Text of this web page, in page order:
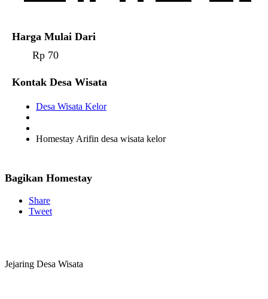
Harga Mulai Dari
Rp 70
Kontak Desa Wisata
Desa Wisata Kelor
Homestay Arifin desa wisata kelor
Bagikan Homestay
Share
Tweet
Jejaring Desa Wisata